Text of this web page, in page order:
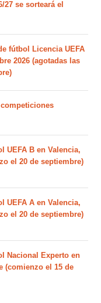
27 se sorteará el
fútbol Licencia UEFA
2026 (agotadas las
UEFA B en Valencia,
el 20 de septiembre)
UEFA A en Valencia,
el 20 de septiembre)
Nacional Experto en
(comienzo el 15 de